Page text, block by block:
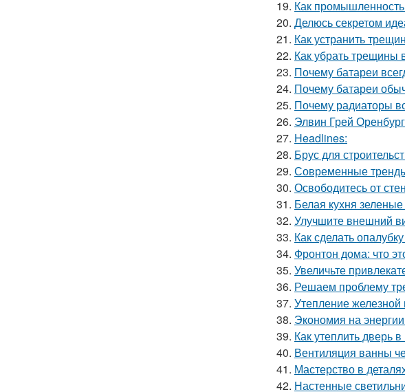
19. Как
20. Делюсь секретом
21. Как устранить
22. Как убрать трещины
23. Почему батареи
24. Почему батареи
25. Почему радиаторы
26. Элвин Грей
27. Headlines:
28. Брус для
29. Современные
30. Освободитесь от
31. Белая кухня
32. Улучшите внешний
33. Как сделать
34. Фронтон дома: что
35. Увеличьте
36. Решаем проблему
37. Утепление
38. Экономия на
39. Как утеплить дверь
40. Вентиляция ванны
41. Мастерство в
42. Настенные